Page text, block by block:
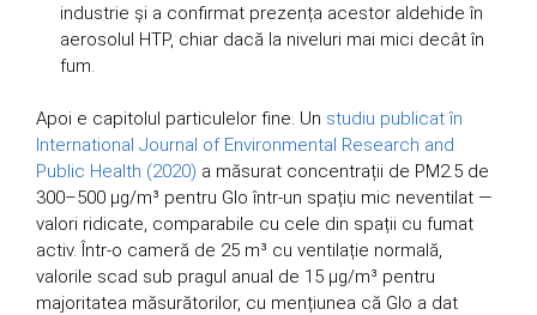
industrie și a confirmat prezența acestor aldehide în
aerosolul HTP, chiar dacă la niveluri mai mici decât în
fum.
Apoi e capitolul particulelor fine. Un studiu publicat în
International Journal of Environmental Research and
Public Health (2020) a măsurat concentrații de PM2.5 de
300–500 μg/m³ pentru Glo într-un spațiu mic neventilat —
valori ridicate, comparabile cu cele din spații cu fumat
activ. Într-o cameră de 25 m³ cu ventilație normală,
valorile scad sub pragul anual de 15 μg/m³ pentru
majoritatea măsurătorilor, cu mențiunea că Glo a dat